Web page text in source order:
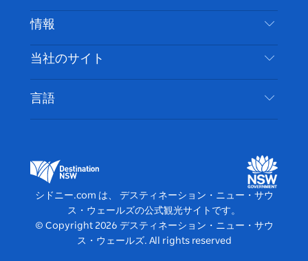
ブ
ッ
ク
ー
ー
グ
ム
ト
ク
ス
ト
免責事項
クッキーに関する通知
目的地
やるべきこと
イベント
宿泊施設
情報
旅行情報
アクセシブルシドニー
ビジネスを登録する
当社のサイト
デスティネーション・ニュー・サウス・ウェール
ズメディアセンター
ビビッド・シドニー
言語
シドニー.com は、 デスティネーション・ニュー・サウ
ス・ウェールズの公式観光サイトです。
© Copyright 2026 デスティネーション・ニュー・サウ
ス・ウェールズ. All rights reserved